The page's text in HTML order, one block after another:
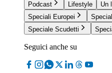
Podcast
Lifestyle
Un
Speciali Europei
Speciale Scudetti
Seguici anche su